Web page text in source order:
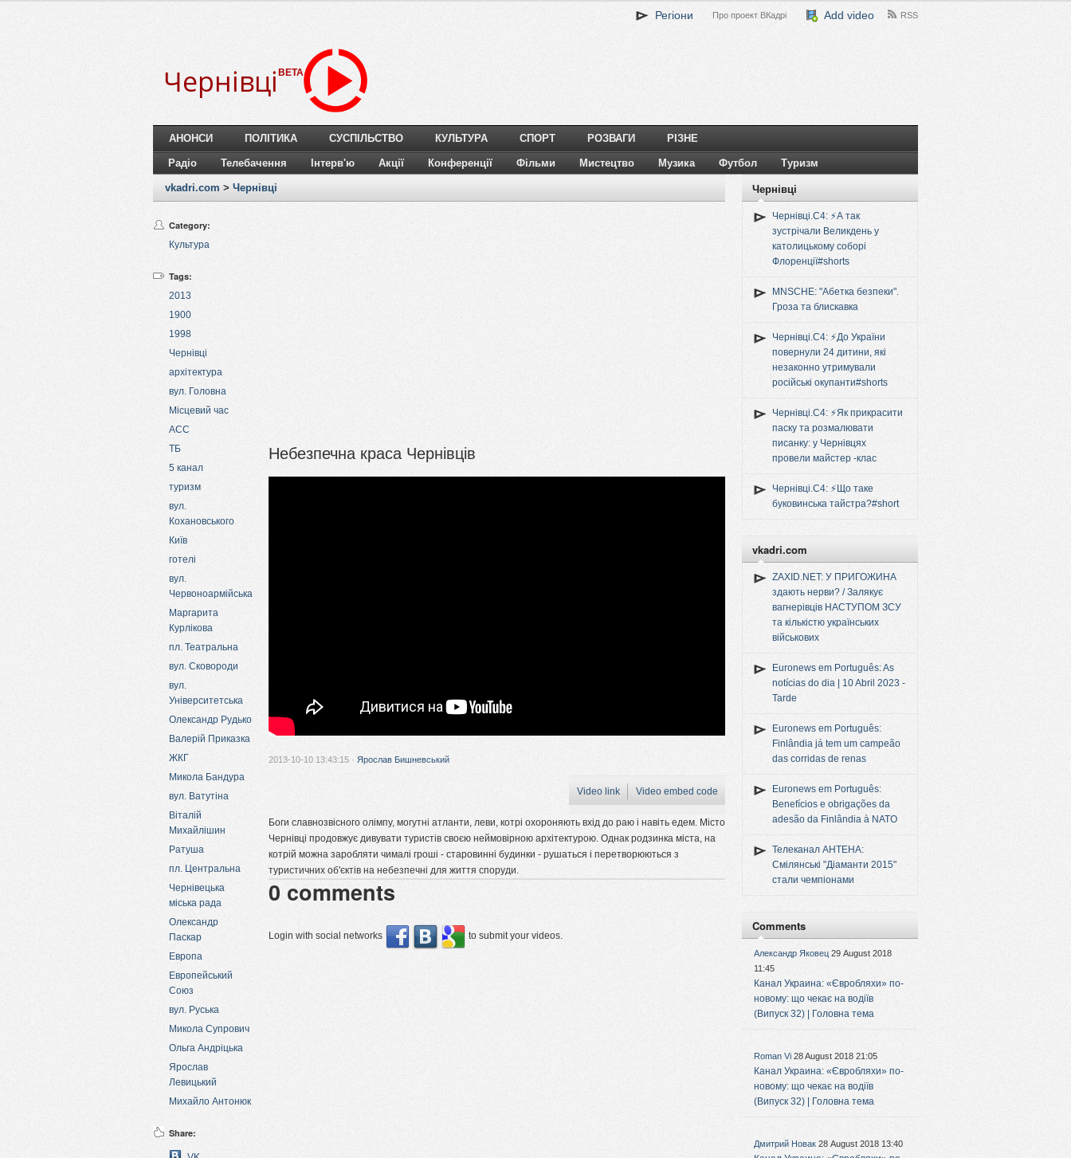
Регіони Про проект ВКадрі Add video RSS
Чернівці BETA
АНОНСИ ПОЛІТИКА СУСПІЛЬСТВО КУЛЬТУРА СПОРТ РОЗВАГИ РІЗНЕ
Радіо Телебачення Інтерв'ю Акції Конференції Фільми Мистецтво Музика Футбол Туризм
vkadri.com > Чернівці
Category:
Культура
Tags:
2013
1900
1998
Чернівці
архітектура
вул. Головна
Місцевий час
АСС
ТБ
5 канал
туризм
вул.
Кохановського
Київ
готелі
вул.
Червоноармійська
Маргарита
Курлікова
пл. Театральна
вул. Сковороди
вул.
Університетська
Олександр Рудько
Валерій Приказка
ЖКГ
Микола Бандура
вул. Ватутіна
Віталій
Михайлішин
Ратуша
пл. Центральна
Чернівецька
міська рада
Олександр
Паскар
Европа
Европейський
Союз
вул. Руська
Микола Супрович
Ольга Андріцька
Ярослав
Левицький
Михайло Антонюк
Share:
Небезпечна краса Чернівців
2013-10-10 13:43:15 · Ярослав Бишневський
Video link Video embed code
Боги славнозвісного олімпу, могутні атланти, леви, котрі охороняють вхід до раю і навіть едем. Місто
Чернівці продовжує дивувати туристів своєю неймовірною архітектурою. Однак родзинка міста, на
котрій можна заробляти чималі гроші - старовинні будинки - рушаться і перетворюються з
туристичних об'єктів на небезпечні для життя споруди.
0 comments
Login with social networks to submit your videos.
Чернівці
Чернівці.C4: ⚡️А так
зустрічали Великдень у
католицькому соборі
Флоренції#shorts
MNSCHE: "Абетка безпеки".
Гроза та блискавка
Чернівці.C4: ⚡️До України
повернули 24 дитини, які
незаконно утримували
російські окупанти#shorts
Чернівці.C4: ⚡️Як прикрасити
паску та розмалювати
писанку: у Чернівцях
провели майстер -клас
Чернівці.C4: ⚡️Що таке
буковинська тайстра?#short
vkadri.com
ZAXID.NET: У ПРИГОЖИНА
здають нерви? / Залякує
вагнерівців НАСТУПОМ ЗСУ
та кількістю українських
військових
Euronews em Português: As
notícias do dia | 10 Abril 2023 -
Tarde
Euronews em Português:
Finlândia já tem um campeão
das corridas de renas
Euronews em Português:
Benefícios e obrigações da
adesão da Finlândia à NATO
Телеканал АНТЕНА:
Смілянські "Діаманти 2015"
стали чемпіонами
Comments
Александр Яковец 29 August 2018
11:45
Канал Украина: «Євробляхи» по-
новому: що чекає на водіїв
(Випуск 32) | Головна тема
Roman Vi 28 August 2018 21:05
Канал Украина: «Євробляхи» по-
новому: що чекає на водіїв
(Випуск 32) | Головна тема
Дмитрий Новак 28 August 2018 13:40